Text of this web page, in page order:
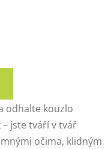
odhalte kouzlo
jste tváří v tvář
očima, klidným